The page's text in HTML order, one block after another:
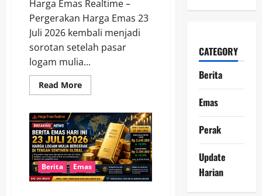
Harga Emas Realtime –
Pergerakan Harga Emas 23
Juli 2026 kembali menjadi
sorotan setelah pasar
logam mulia...
Read MoreRead
more
Harga
Emas
23
Juli
2026
Jadi
Sorotan,
Simak
Analisis
Berita Emas
CATEGORY
Berita
Emas
Perak
Update
Harian